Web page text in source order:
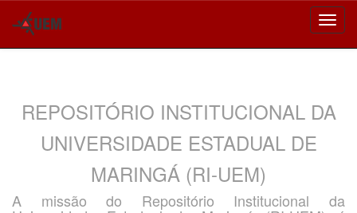
REPOSITÓRIO INSTITUCIONAL DA
UNIVERSIDADE ESTADUAL DE
MARINGÁ (RI-UEM)
A missão do Repositório Institucional da